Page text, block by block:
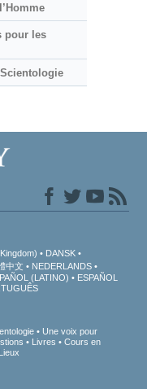
pour les
DANSK
中文
NEDERLANDS
(LATINO)
ESPAÑOL
Une voix pour
Livres
Cours en
Lieux